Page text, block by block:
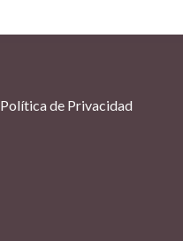
Política de Privacidad